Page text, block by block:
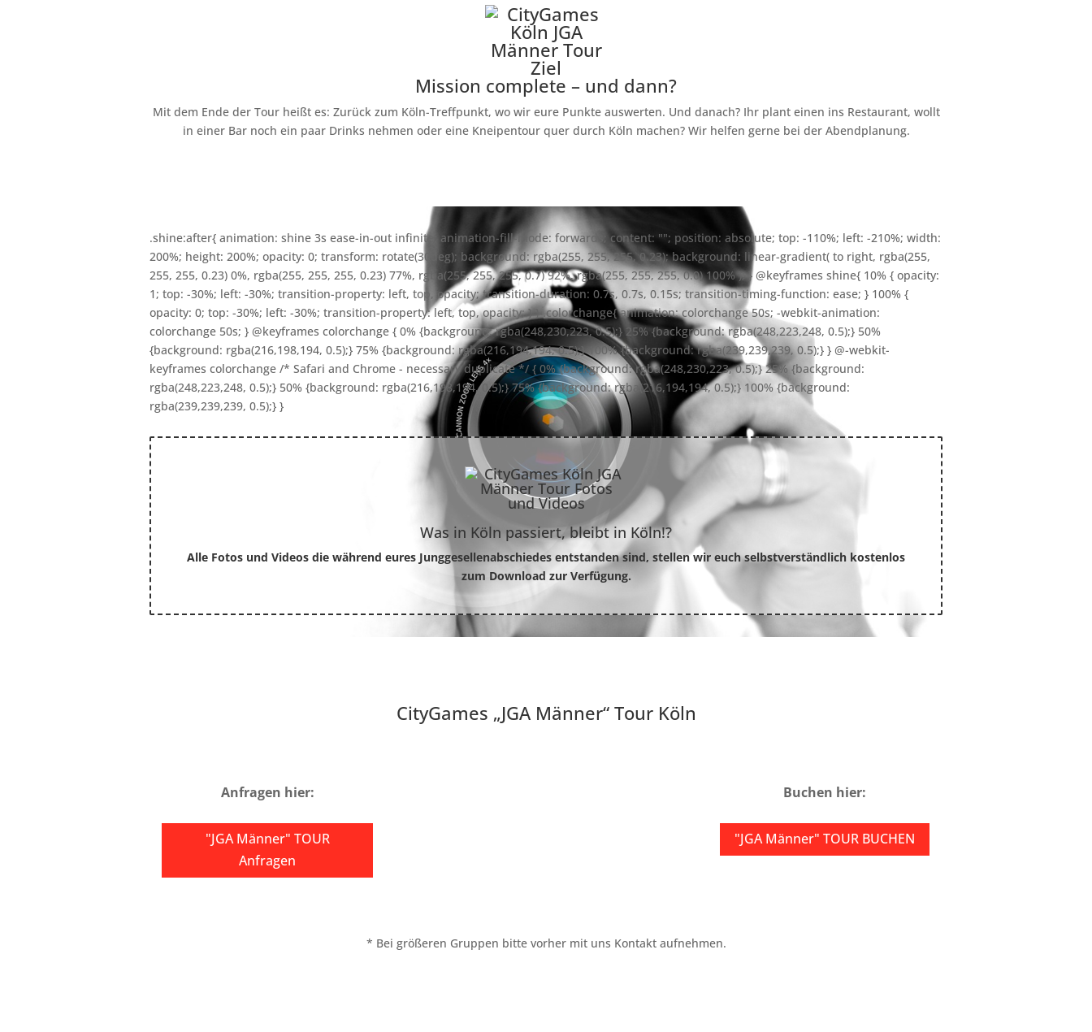
Mission complete – und dann?
Mit dem Ende der Tour heißt es: Zurück zum Köln-Treffpunkt, wo wir eure Punkte auswerten. Und danach? Ihr plant einen ins Restaurant, wollt
in einer Bar noch ein paar Drinks nehmen oder eine Kneipentour quer durch Köln machen? Wir helfen gerne bei der Abendplanung.
.shine:after{ animation: shine 3s ease-in-out infinite; animation-fill-mode: forwards; content: ""; position: absolute; top: -110%; left: -210%; width:
200%; height: 200%; opacity: 0; transform: rotate(30deg); background: rgba(255, 255, 255, 0.23); background: linear-gradient( to right, rgba(255,
255, 255, 0.23) 0%, rgba(255, 255, 255, 0.23) 77%, rgba(255, 255, 255, 0.7) 92%, rgba(255, 255, 255, 0.0) 100% ); } @keyframes shine{ 10% { opacity:
1; top: -30%; left: -30%; transition-property: left, top, opacity; transition-duration: 0.7s, 0.7s, 0.15s; transition-timing-function: ease; } 100% {
opacity: 0; top: -30%; left: -30%; transition-property: left, top, opacity; } } .colorchange{ animation: colorchange 50s; -webkit-animation:
colorchange 50s; } @keyframes colorchange { 0% {background: rgba(248,230,223, 0.5);} 25% {background: rgba(248,223,248, 0.5);} 50%
{background: rgba(216,198,194, 0.5);} 75% {background: rgba(216,194,194, 0.5);} 100% {background: rgba(239,239,239, 0.5);} } @-webkit-
keyframes colorchange /* Safari and Chrome - necessary duplicate */ { 0% {background: rgba(248,230,223, 0.5);} 25% {background:
rgba(248,223,248, 0.5);} 50% {background: rgba(216,198,194, 0.5);} 75% {background: rgba(216,194,194, 0.5);} 100% {background:
rgba(239,239,239, 0.5);} }
Was in Köln passiert, bleibt in Köln!?
Alle Fotos und Videos die während eures Junggesellenabschiedes entstanden sind, stellen wir euch selbstverständlich kostenlos
zum Download zur Verfügung.
CityGames „JGA Männer“ Tour Köln
Anfragen hier:
"JGA Männer" TOUR
Anfragen
Buchen hier:
"JGA Männer" TOUR BUCHEN
* Bei größeren Gruppen bitte vorher mit uns Kontakt aufnehmen.